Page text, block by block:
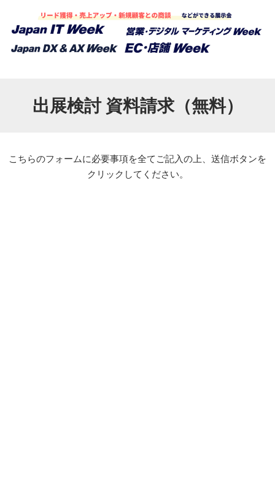
出展検討 資料請求（無料）
こちらのフォームに必要事項を全てご記入の上、送信ボタンを
クリックしてください。